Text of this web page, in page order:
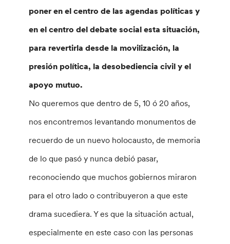
poner en el centro de las agendas políticas y
en el centro del debate social esta situación,
para revertirla desde la movilización, la
presión política, la desobediencia civil y el
apoyo mutuo.
No queremos que dentro de 5, 10 ó 20 años,
nos encontremos levantando monumentos de
recuerdo de un nuevo holocausto, de memoria
de lo que pasó y nunca debió pasar,
reconociendo que muchos gobiernos miraron
para el otro lado o contribuyeron a que este
drama sucediera. Y es que la situación actual,
especialmente en este caso con las personas